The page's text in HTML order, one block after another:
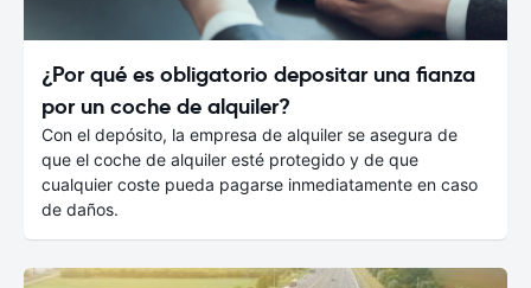
¿Por qué es obligatorio depositar una fianza
por un coche de alquiler?
Con el depósito, la empresa de alquiler se asegura de
que el coche de alquiler esté protegido y de que
cualquier coste pueda pagarse inmediatamente en caso
de daños.